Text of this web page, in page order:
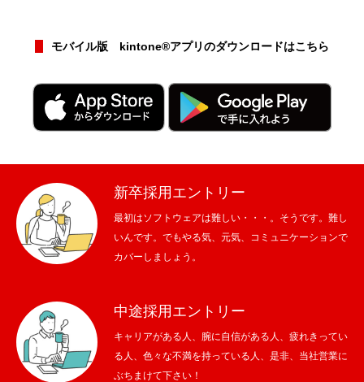
モバイル版 kintone®アプリのダウンロードはこちら
新卒採用エントリー
最初はソフトウェアは難しい・・・。そうです。難し
いんです。でもやる気、元気、コミュニケーションで
カバーしましょう。
中途採用エントリー
キャリアがある人、腕に自信がある人、疲れきってい
る人、色々な不満を持っている人、是非、当社営業に
ぶちまけて下さい！